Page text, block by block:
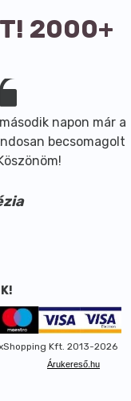
2000+
napon már a
becsomagolt
Kft. 2013-2026
Árukereső.hu